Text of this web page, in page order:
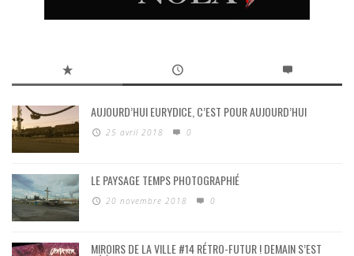
AUJOURD’HUI EURYDICE, C’EST POUR AUJOURD’HUI
25 avril 2018 0
LE PAYSAGE TEMPS PHOTOGRAPHIÉ
20 novembre 2018 0
MIROIRS DE LA VILLE #14 RÉTRO-FUTUR ! DEMAIN S’EST